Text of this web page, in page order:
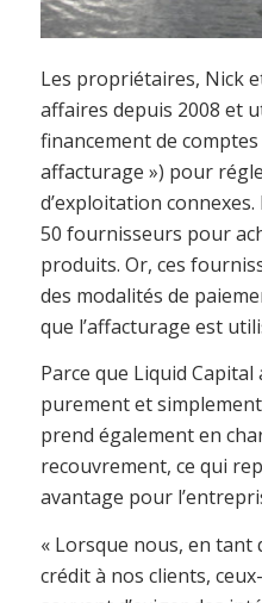
Les propriétaires, Nick
affaires depuis 2008 et
financement de
affacturage ») pour
d’exploitation
50 fournisseurs pour
produits. Or, ces
des modalités de
que l’affacturage est
Parce que Liquid Capital
purement et
prend également en
recouvrement, ce qui
avantage pour
« Lorsque nous, en
crédit à nos clients,